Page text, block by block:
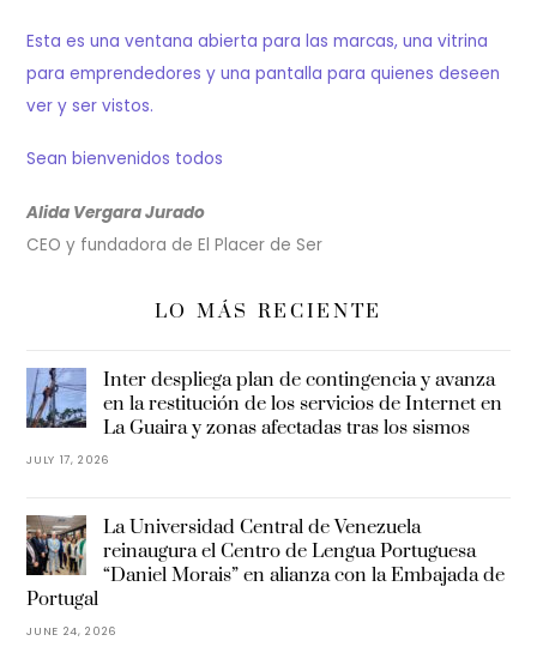
Esta es una ventana abierta para las marcas, una vitrina
para emprendedores y una pantalla para quienes deseen
ver y ser vistos.
Sean bienvenidos todos
Alida Vergara Jurado
CEO y fundadora de El Placer de Ser
LO MÁS RECIENTE
Inter despliega plan de contingencia y avanza
en la restitución de los servicios de Internet en
La Guaira y zonas afectadas tras los sismos
JULY 17, 2026
La Universidad Central de Venezuela
reinaugura el Centro de Lengua Portuguesa
“Daniel Morais” en alianza con la Embajada de
Portugal
JUNE 24, 2026